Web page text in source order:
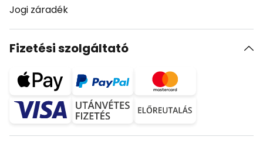
Jogi záradék
Fizetési szolgáltató